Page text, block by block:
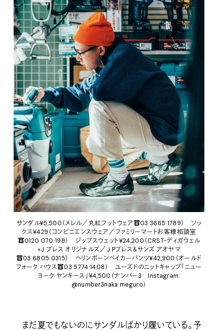
サンダル¥5,500（メレル／丸紅フットウェア☎03·3665·1789） ソッ
クス¥429（コンビニエンスウェア／ファミリーマートお客様相談室
☎0120·070·198） ジップスウェット¥24,200（CRST-ディガウェル
×J.プレス オリジナルズ／J.Pプレス＆サンズ アオヤマ
☎03·6805·0315） ヘリンボーンベイカーパンツ¥42,900（オールド
フォーク ハウス☎03·5774·1408） ユーズドのニットキャップ「ニュー
ヨーク ヤンキース」¥4,500（ナンバー3 Instagram:
@number3naka meguro）
まだ夏でもないのにサンダルばかり履いている。予